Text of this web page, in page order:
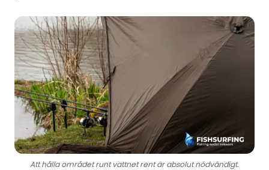
Att hålla området runt vattnet rent är absolut nödvändigt.